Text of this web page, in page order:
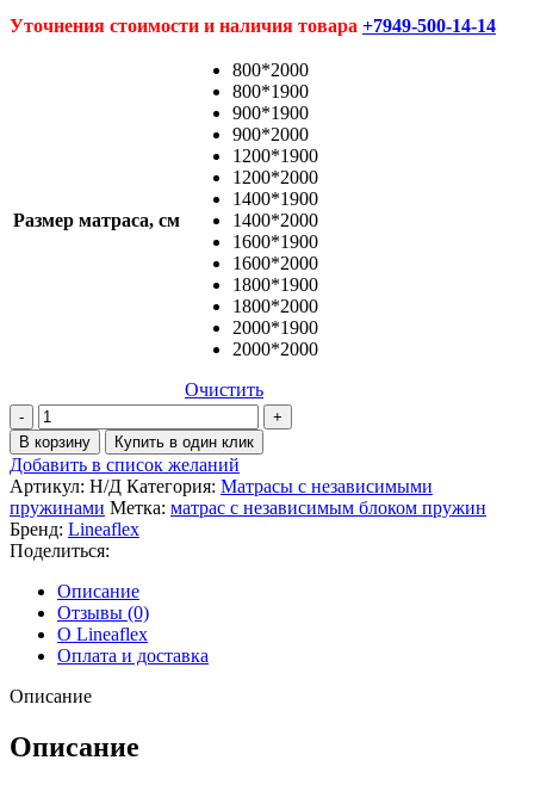
Уточнения стоимости и наличия товара +7949-500-14-14
Размер матраса, см
800*2000
800*1900
900*1900
900*2000
1200*1900
1200*2000
1400*1900
1400*2000
1600*1900
1600*2000
1800*1900
1800*2000
2000*1900
2000*2000
Очистить
Количество
товара
Матрас
Loreto
В корзину Купить в один клик
Добавить в список желаний
Артикул: Н/Д Категория: Матрасы с независимыми
пружинами Метка: матрас с независимым блоком пружин
Бренд: Lineaflex
Поделиться:
Описание
Отзывы (0)
О Lineaflex
Оплата и доставка
Описание
Описание